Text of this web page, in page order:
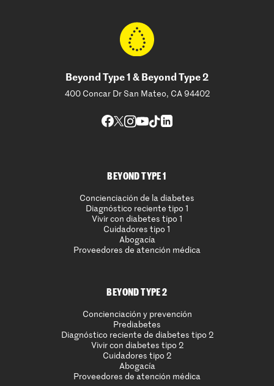
Beyond Type 1 & Beyond Type 2
400 Concar Dr San Mateo, CA 94402
BEYOND TYPE 1
Concienciación de la diabetes
Diagnóstico reciente tipo 1
Vivir con diabetes tipo 1
Cuidadores tipo 1
Abogacía
Proveedores de atención médica
BEYOND TYPE 2
Concienciación y prevención
Prediabetes
Diagnóstico reciente de diabetes tipo 2
Vivir con diabetes tipo 2
Cuidadores tipo 2
Abogacía
Proveedores de atención médica